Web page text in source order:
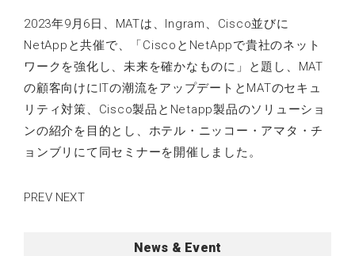
2023年9月6日、MATは、Ingram、Cisco並びに
NetAppと共催で、「CiscoとNetAppで貴社のネット
ワークを強化し、未来を確かなものに」と題し、MAT
の顧客向けにITの潮流をアップデートとMATのセキュ
リティ対策、Cisco製品とNetapp製品のソリューショ
ンの紹介を目的とし、ホテル・ニッコー・アマタ・チ
ョンブリにて同セミナーを開催しました。
PREV NEXT
News & Event